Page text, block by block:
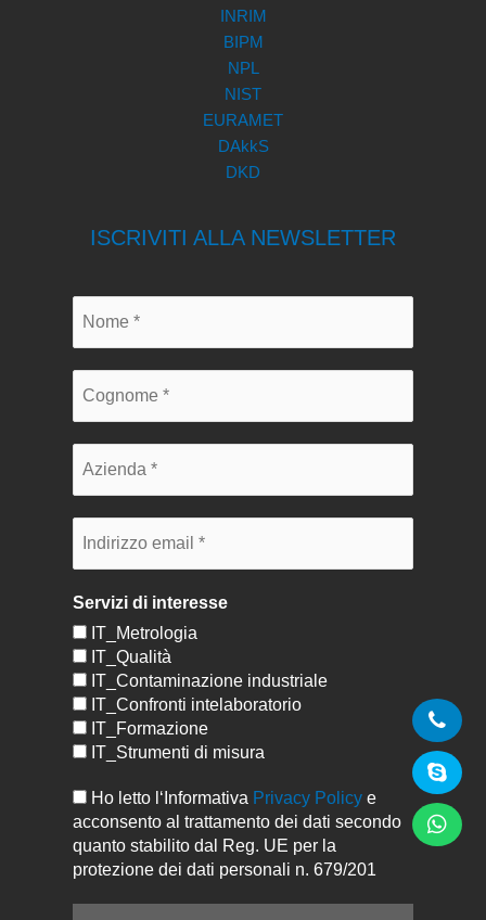
INRIM
BIPM
NPL
NIST
EURAMET
DAkkS
DKD
ISCRIVITI ALLA NEWSLETTER
Servizi di interesse
IT_Metrologia
IT_Qualità
IT_Contaminazione industriale
IT_Confronti intelaboratorio
IT_Formazione
IT_Strumenti di misura
Ho letto l‘Informativa Privacy Policy e
acconsento al trattamento dei dati secondo
quanto stabilito dal Reg. UE per la
protezione dei dati personali n. 679/201